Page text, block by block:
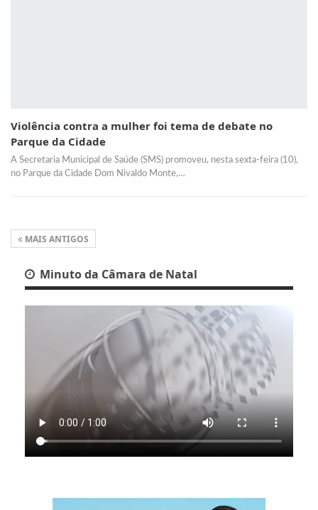
Violência contra a mulher foi tema de debate no
Parque da Cidade
A Secretaria Municipal de Saúde (SMS) promoveu, nesta sexta-feira (10),
no Parque da Cidade Dom Nivaldo Monte,…
MAIS ANTIGOS
Minuto da Câmara de Natal